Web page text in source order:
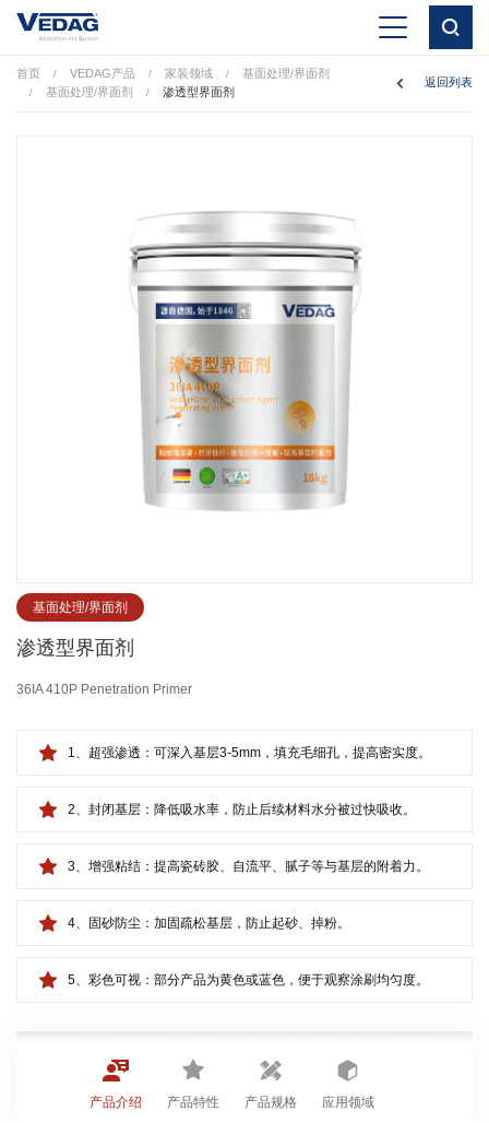
首页 / VEDAG产品 / 家装领域 / 基面处理/界面剂
/ 基面处理/界面剂 / 渗透型界面剂
返回列表
基面处理/界面剂
渗透型界面剂
36IA 410P Penetration Primer
1、超强渗透：可深入基层3-5mm，填充毛细孔，提高密实度。
2、封闭基层：降低吸水率，防止后续材料水分被过快吸收。
3、增强粘结：提高瓷砖胶、自流平、腻子等与基层的附着力。
4、固砂防尘：加固疏松基层，防止起砂、掉粉。
5、彩色可视：部分产品为黄色或蓝色，便于观察涂刷均匀度。
产品介绍 产品特性 产品规格 应用领域